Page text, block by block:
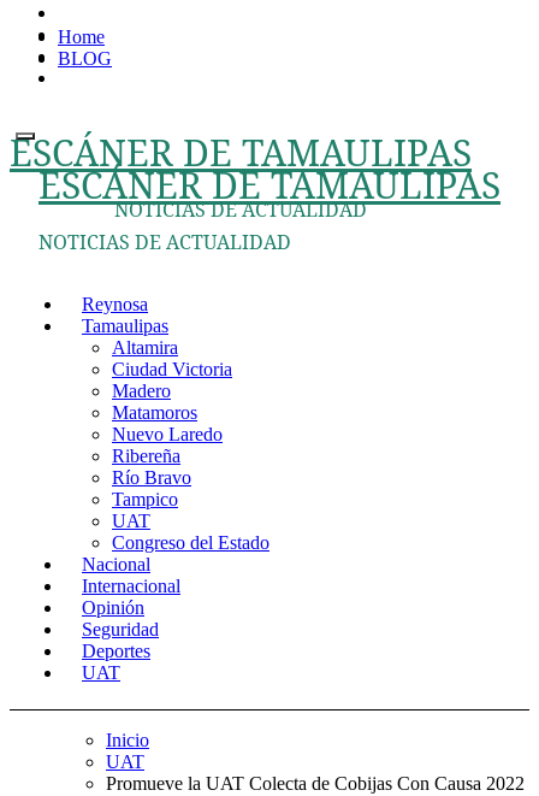
contenido
Home
BLOG
ESCÁNER DE TAMAULIPAS
NOTICIAS DE ACTUALIDAD
ESCÁNER DE TAMAULIPAS
NOTICIAS DE ACTUALIDAD
Reynosa
Tamaulipas
Altamira
Ciudad Victoria
Madero
Matamoros
Nuevo Laredo
Ribereña
Río Bravo
Tampico
UAT
Congreso del Estado
Nacional
Internacional
Opinión
Seguridad
Deportes
UAT
Inicio
UAT
Promueve la UAT Colecta de Cobijas Con Causa 2022